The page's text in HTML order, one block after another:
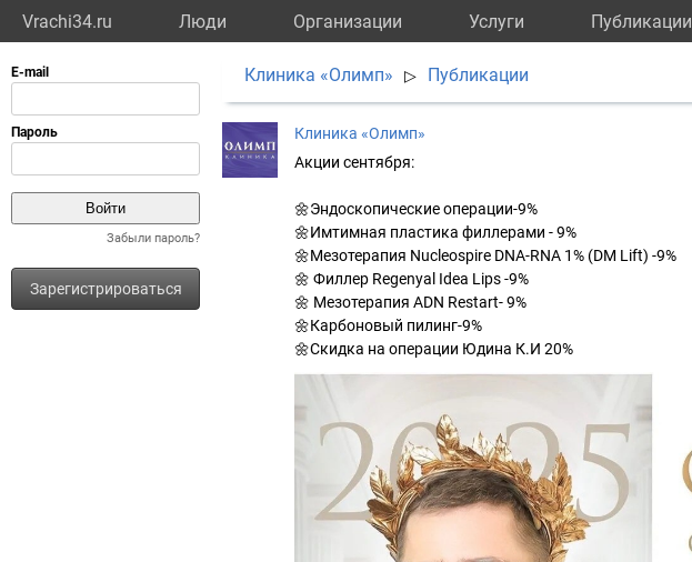
Vrachi34.ru Люди Организации Услуги Публикации
Забыли пароль?
Зарегистрироваться
Клиника «Олимп» ▷ Публикации
Клиника «Олимп»
Акции сентября:
🌼Эндоскопические операции-9%
🌼Имтимная пластика филлерами - 9%
🌼Мезотерапия Nucleospire DNA-RNA 1% (DM Lift) -9%
🌼 Филлер Regenyal Idea Lips -9%
🌼 Мезотерапия ADN Restart- 9%
🌼Карбоновый пилинг-9%
🌼Скидка на операции Юдина К.И 20%